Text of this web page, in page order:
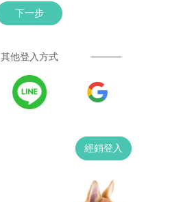
下一步
其他登入方式
經銷登入